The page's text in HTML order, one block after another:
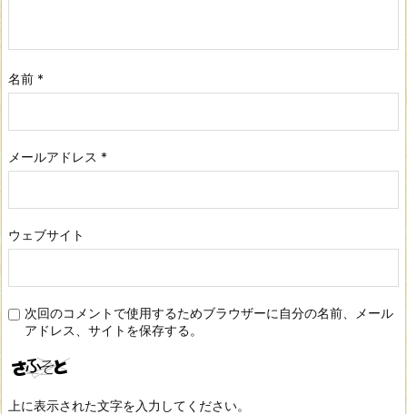
名前 *
メールアドレス *
ウェブサイト
次回のコメントで使用するためブラウザーに自分の名前、メール
アドレス、サイトを保存する。
上に表示された文字を入力してください。